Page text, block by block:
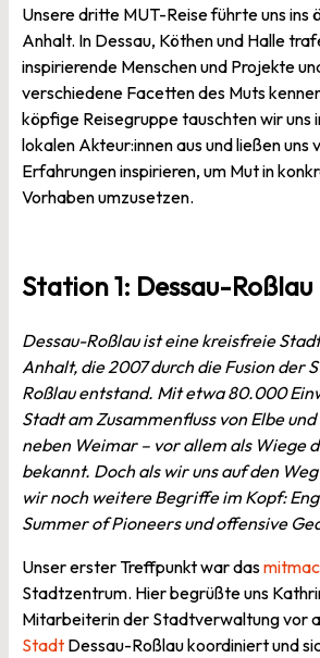
Unsere dritte MUT-Reise führte uns ins
Anhalt. In Dessau, Köthen und Halle
inspirierende Menschen und Projekte
verschiedene Facetten des Muts
köpfige Reisegruppe tauschten wir uns
lokalen Akteur:innen aus und ließen uns
Erfahrungen inspirieren, um Mut in
Vorhaben umzusetzen.
Station 1: Dessau-Roßlau
Dessau-Roßlau ist eine kreisfreie
Anhalt, die 2007 durch die Fusion der
Roßlau entstand. Mit etwa 80.000
Stadt am Zusammenfluss von Elbe
neben Weimar – vor allem als Wiege
bekannt. Doch als wir uns auf den
wir noch weitere Begriffe im Kopf:
Summer of Pioneers und offensive
Unser erster Treffpunkt war das
Stadtzentrum. Hier begrüßte uns
Mitarbeiterin der Stadtverwaltung vor
Stadt Dessau-Roßlau koordiniert und